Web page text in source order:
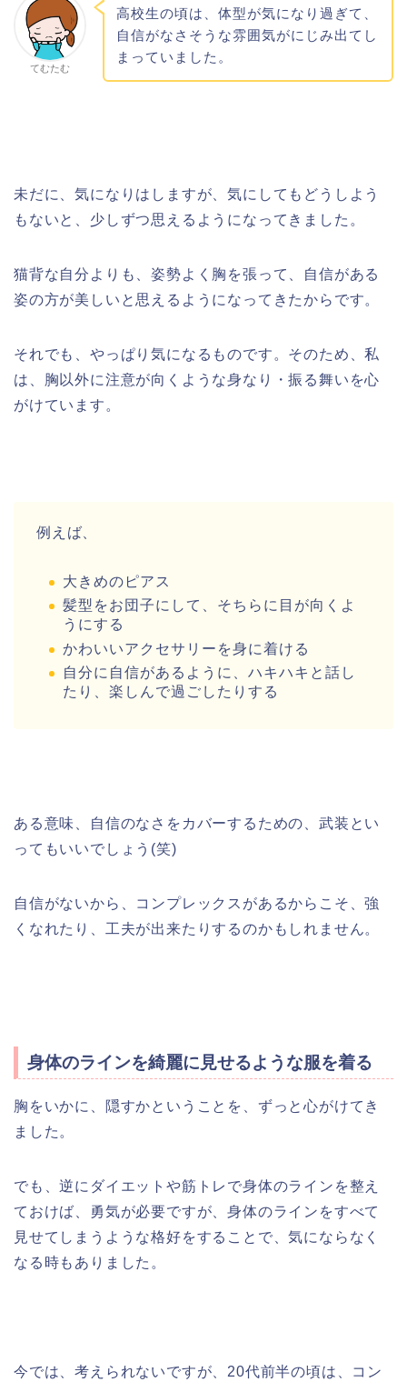
てむたむ
高校生の頃は、体型が気になり過ぎて、
自信がなさそうな雰囲気がにじみ出てし
まっていました。
未だに、気になりはしますが、気にしてもどうしよう
もないと、少しずつ思えるようになってきました。
猫背な自分よりも、姿勢よく胸を張って、自信がある
姿の方が美しいと思えるようになってきたからです。
それでも、やっぱり気になるものです。そのため、私
は、胸以外に注意が向くような身なり・振る舞いを心
がけています。
例えば、
大きめのピアス
髪型をお団子にして、そちらに目が向くよ
うにする
かわいいアクセサリーを身に着ける
自分に自信があるように、ハキハキと話し
たり、楽しんで過ごしたりする
ある意味、自信のなさをカバーするための、武装とい
ってもいいでしょう(笑)
自信がないから、コンプレックスがあるからこそ、強
くなれたり、工夫が出来たりするのかもしれません。
身体のラインを綺麗に見せるような服を着る
胸をいかに、隠すかということを、ずっと心がけてき
ました。
でも、逆にダイエットや筋トレで身体のラインを整え
ておけば、勇気が必要ですが、身体のラインをすべて
見せてしまうような格好をすることで、気にならなく
なる時もありました。
今では、考えられないですが、20代前半の頃は、コン